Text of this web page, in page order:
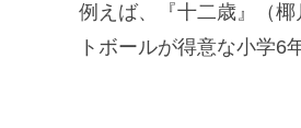
例えば、『十二歳』（
トボールが得意な小学6